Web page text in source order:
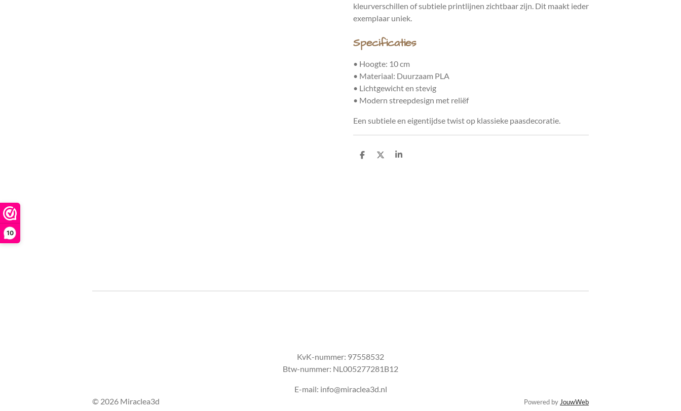
10
kleurverschillen of subtiele printlijnen zichtbaar zijn. Dit maakt ieder
exemplaar uniek.
Specificaties
• Hoogte: 10 cm
• Materiaal: Duurzaam PLA
• Lichtgewicht en stevig
• Modern streepdesign met reliëf
Een subtiele en eigentijdse twist op klassieke paasdecoratie.
D
D
S
KvK-nummer: 97558532
Btw-nummer: NL005277281B12
E-mail: info@miraclea3d.nl
© 2026 Miraclea3d
Powered byJouwWeb